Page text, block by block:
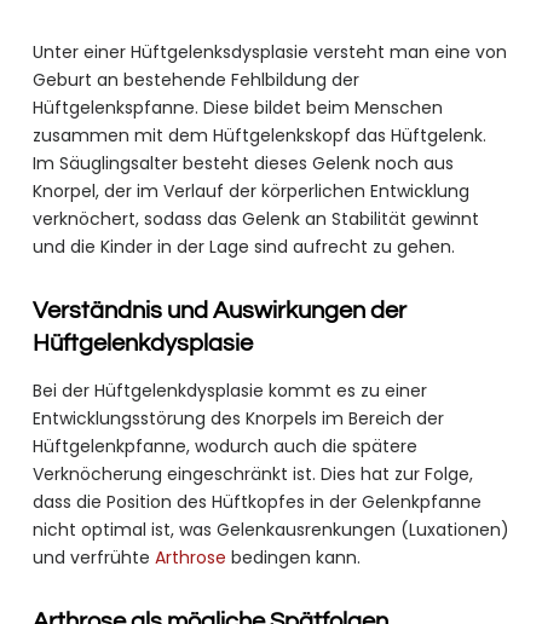
Unter einer Hüftgelenksdysplasie versteht man eine von
Geburt an bestehende Fehlbildung der
Hüftgelenkspfanne. Diese bildet beim Menschen
zusammen mit dem Hüftgelenkskopf das Hüftgelenk.
Im Säuglingsalter besteht dieses Gelenk noch aus
Knorpel, der im Verlauf der körperlichen Entwicklung
verknöchert, sodass das Gelenk an Stabilität gewinnt
und die Kinder in der Lage sind aufrecht zu gehen.
Verständnis und Auswirkungen der
Hüftgelenkdysplasie
Bei der Hüftgelenkdysplasie kommt es zu einer
Entwicklungsstörung des Knorpels im Bereich der
Hüftgelenkpfanne, wodurch auch die spätere
Verknöcherung eingeschränkt ist. Dies hat zur Folge,
dass die Position des Hüftkopfes in der Gelenkpfanne
nicht optimal ist, was Gelenkausrenkungen (Luxationen)
und verfrühte Arthrose bedingen kann.